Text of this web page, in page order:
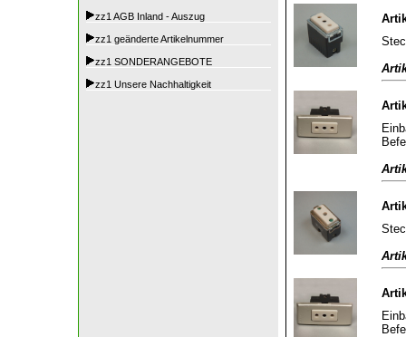
zz1 AGB Inland - Auszug
zz1 geänderte Artikelnummer
zz1 SONDERANGEBOTE
zz1 Unsere Nachhaltigkeit